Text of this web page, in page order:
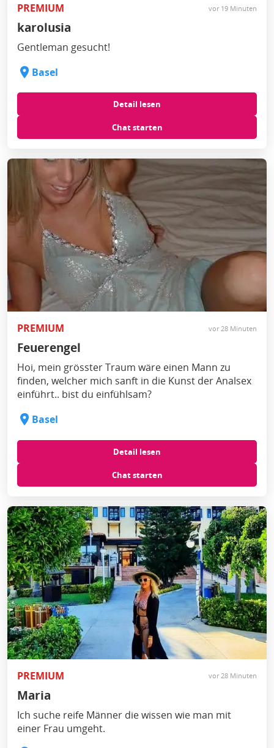
PREMIUM vor 19 Minuten
karolusia
Gentleman gesucht!
Basel
Detail lesen
Chat starten
PREMIUM vor 28 Minuten
Feuerengel
Hoi, mein grösster Traum wäre einen Mann zu
finden, welcher mich sanft in die Kunst der Analsex
einführt.. bist du einfühlsam?
Basel
Detail lesen
Chat starten
PREMIUM vor 28 Minuten
Maria
Ich suche reife Männer die wissen wie man mit
einer Frau umgeht.